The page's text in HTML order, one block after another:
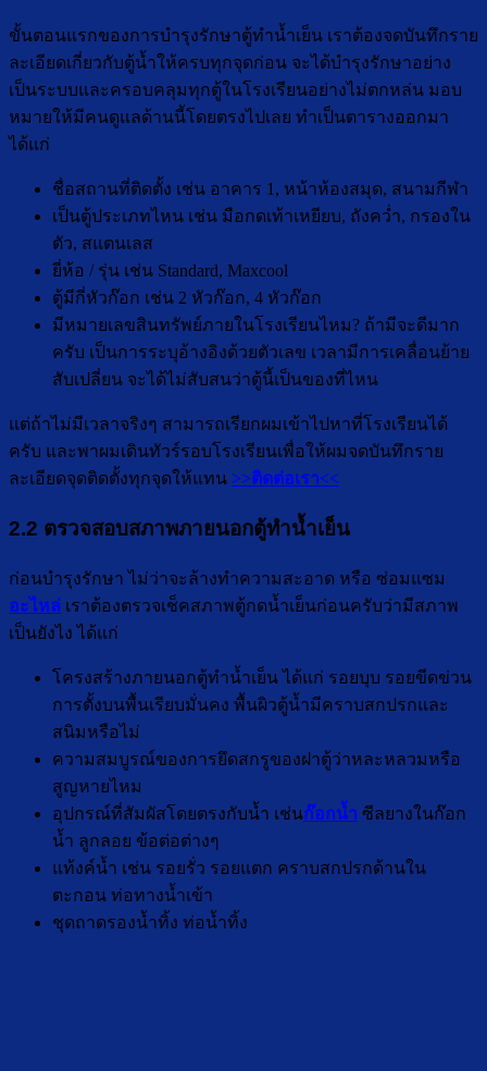
ขั้นตอนแรกของการบำรุงรักษาตู้ทำน้ำเย็น เราต้องจดบันทึกราย
ละเอียดเกี่ยวกับตู้น้ำให้ครบทุกจุดก่อน จะได้บำรุงรักษาอย่าง
เป็นระบบและครอบคลุมทุกตู้ในโรงเรียนอย่างไม่ตกหล่น มอบ
หมายให้มีคนดูแลด้านนี้โดยตรงไปเลย ทำเป็นตารางออกมา
ได้แก่
ชื่อสถานที่ติดตั้ง เช่น อาคาร 1, หน้าห้องสมุด, สนามกีฬา
เป็นตู้ประเภทไหน เช่น มือกดเท้าเหยียบ, ถังคว่ำ, กรองใน
ตัว, สแตนเลส
ยี่ห้อ / รุ่น เช่น Standard, Maxcool
ตู้มีกี่หัวก๊อก เช่น 2 หัวก๊อก, 4 หัวก๊อก
มีหมายเลขสินทรัพย์ภายในโรงเรียนไหม? ถ้ามีจะดีมาก
ครับ เป็นการระบุอ้างอิงด้วยตัวเลข เวลามีการเคลื่อนย้าย
สับเปลี่ยน จะได้ไม่สับสนว่าตู้นี้เป็นของที่ไหน
แต่ถ้าไม่มีเวลาจริงๆ สามารถเรียกผมเข้าไปหาที่โรงเรียนได้
ครับ และพาผมเดินทัวร์รอบโรงเรียนเพื่อให้ผมจดบันทึกราย
ละเอียดจุดติดตั้งทุกจุดให้แทน >>ติดต่อเรา<<
2.2 ตรวจสอบสภาพภายนอกตู้ทำน้ำเย็น
ก่อนบำรุงรักษา ไม่ว่าจะล้างทำความสะอาด หรือ ซ่อมแซม
อะไหล่ เราต้องตรวจเช็คสภาพตู้กดน้ำเย็นก่อนครับว่ามีสภาพ
เป็นยังไง ได้แก่
โครงสร้างภายนอกตู้ทำน้ำเย็น ได้แก่ รอยบุบ รอยขีดข่วน
การตั้งบนพื้นเรียบมั่นคง พื้นผิวตู้น้ำมีคราบสกปรกและ
สนิมหรือไม่
ความสมบูรณ์ของการยึดสกรูของฝาตู้ว่าหละหลวมหรือ
สูญหายไหม
อุปกรณ์ที่สัมผัสโดยตรงกับน้ำ เช่นก๊อกน้ำ ซีลยางในก๊อก
น้ำ ลูกลอย ข้อต่อต่างๆ
แท้งค์น้ำ เช่น รอยรั่ว รอยแตก คราบสกปรกด้านใน
ตะกอน ท่อทางน้ำเข้า
ชุดถาดรองน้ำทิ้ง ท่อน้ำทิ้ง